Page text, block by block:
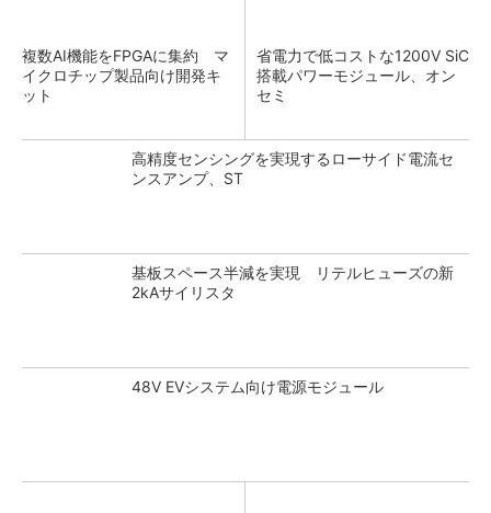
複数AI機能をFPGAに集約 マ
イクロチップ製品向け開発キ
ット
省電力で低コストな1200V SiC
搭載パワーモジュール、オン
セミ
高精度センシングを実現するローサイド電流セ
ンスアンプ、ST
基板スペース半減を実現 リテルヒューズの新
2kAサイリスタ
48V EVシステム向け電源モジュール